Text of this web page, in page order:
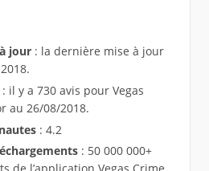
jour: la dernière mise à jour
il y a 730 avis pour Vegas
au 26/08/2018.
: 4.2
: 50 000 000+